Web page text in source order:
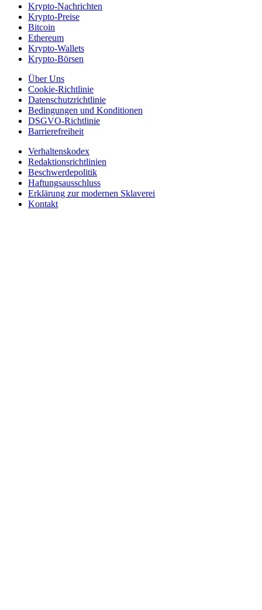
Krypto-Nachrichten
Krypto-Preise
Bitcoin
Ethereum
Krypto-Wallets
Krypto-Börsen
Über Uns
Cookie-Richtlinie
Datenschutzrichtlinie
Bedingungen und Konditionen
DSGVO-Richtlinie
Barrierefreiheit
Verhaltenskodex
Redaktionsrichtlinien
Beschwerdepolitik
Haftungsausschluss
Erklärung zur modernen Sklaverei
Kontakt